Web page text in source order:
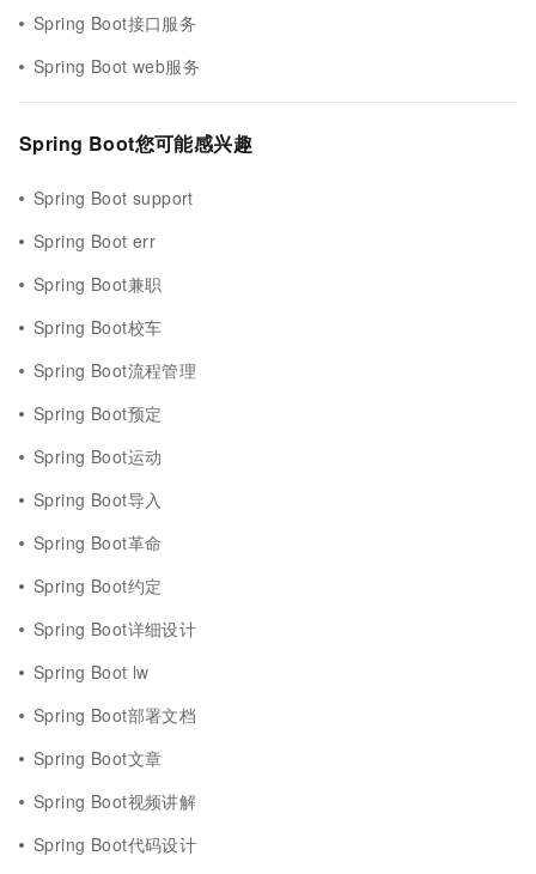
Spring Boot接口服务
Spring Boot web服务
Spring Boot您可能感兴趣
Spring Boot support
Spring Boot err
Spring Boot兼职
Spring Boot校车
Spring Boot流程管理
Spring Boot预定
Spring Boot运动
Spring Boot导入
Spring Boot革命
Spring Boot约定
Spring Boot详细设计
Spring Boot lw
Spring Boot部署文档
Spring Boot文章
Spring Boot视频讲解
Spring Boot代码设计